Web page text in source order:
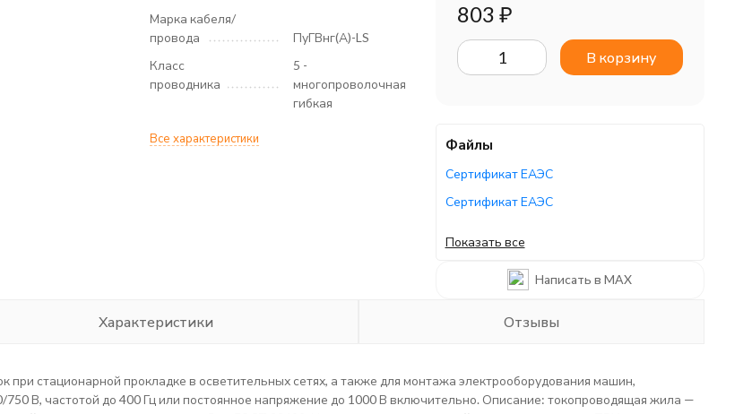
Марка кабеля/
провода
ПуГВнг(А)-LS
Класс
проводника
5 -
многопроволочная
гибкая
Все характеристики
803 ₽
В корзину
Файлы
Сертификат ЕАЭС
Сертификат ЕАЭС
Декларация ЕАЭС
Показать все
Написать в MAX
Характеристики Отзывы
при стационарной прокладке в осветительных сетях, а также для монтажа электрооборудования машин,
В, частотой до 400 Гц или постоянное напряжение до 1000 В включительно. Описание: токопроводящая жила —